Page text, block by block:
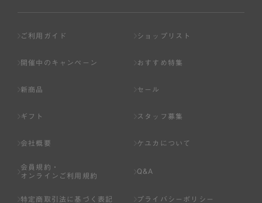
ご利用ガイド ショップリスト
開催中のキャンペーン おすすめ特集
新商品 セール
ギフト スタッフ募集
会社概要 ケユカについて
会員規約・
オンラインご利用規約
Q&A
特定商取引法に基づく表記 プライバシーポリシー